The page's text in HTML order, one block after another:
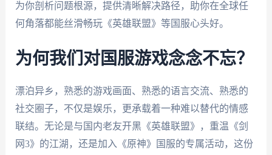
为你剖析问题根源，提供清晰解决路径，助你在全球任
何角落都能丝滑畅玩《英雄联盟》等国服心头好。
为何我们对国服游戏念念不忘？
漂泊异乡，熟悉的游戏画面、熟悉的语言交流、熟悉的
社交圈子，不仅是娱乐，更承载着一种难以替代的情感
联结。无论是与国内老友开黑《英雄联盟》，重温《剑
网3》的江湖，还是加入《原神》国服的专属活动，这份